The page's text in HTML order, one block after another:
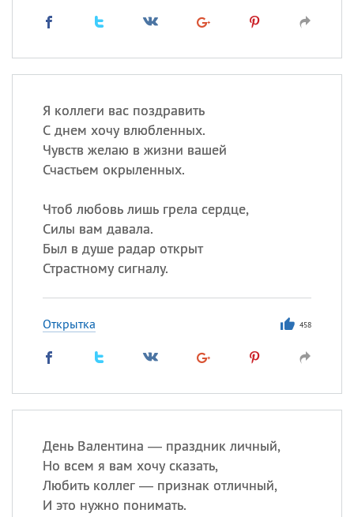
Я коллеги вас поздравить
С днем хочу влюбленных.
Чувств желаю в жизни вашей
Счастьем окрыленных.
Чтоб любовь лишь грела сердце,
Силы вам давала.
Был в душе радар открыт
Страстному сигналу.
Открытка 458
День Валентина — праздник личный,
Но всем я вам хочу сказать,
Любить коллег — признак отличный,
И это нужно понимать.